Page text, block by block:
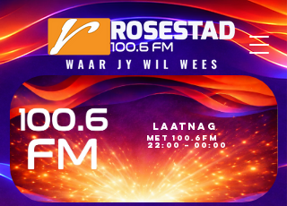
22:00 – 00:00
met 100.6FM
Laatnag